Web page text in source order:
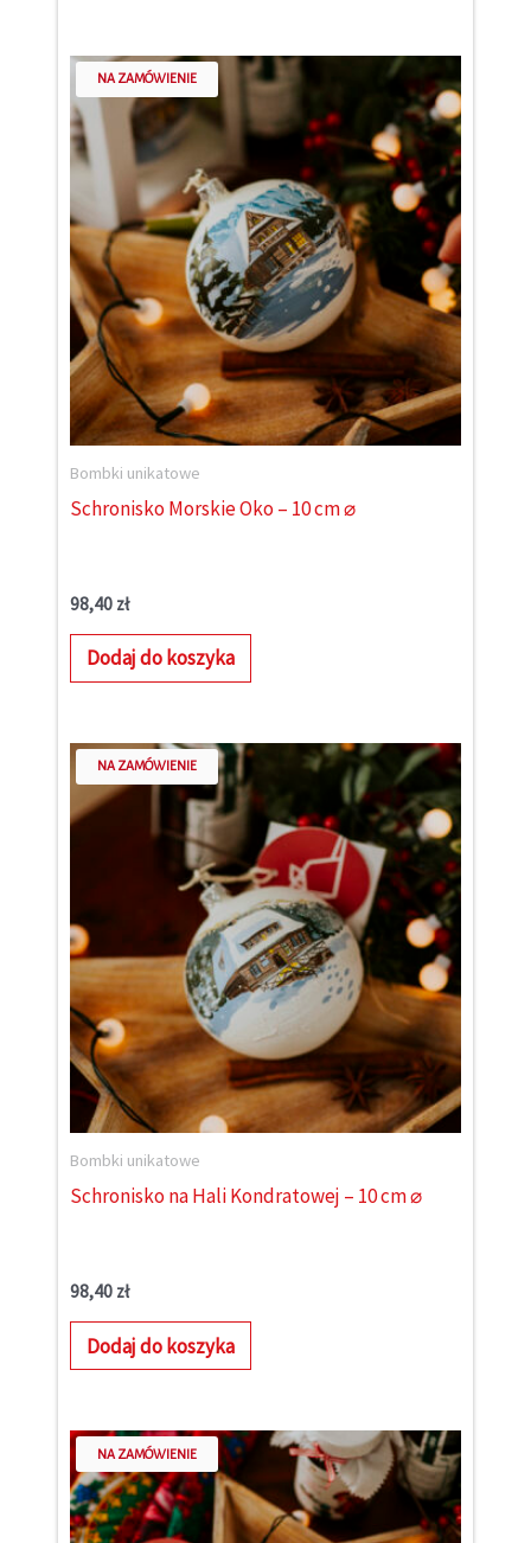
NA ZAMÓWIENIE
Bombki unikatowe
Schronisko Morskie Oko – 10 cm ⌀
98,40 zł
Dodaj do koszyka
NA ZAMÓWIENIE
Bombki unikatowe
Schronisko na Hali Kondratowej – 10 cm ⌀
98,40 zł
Dodaj do koszyka
NA ZAMÓWIENIE